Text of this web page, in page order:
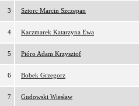
3 Sztorc Marcin Szczepan
4 Kaczmarek Katarzyna Ewa
5 Pióro Adam Krzysztof
6 Bobek Grzegorz
7 Gudowski Wiesław